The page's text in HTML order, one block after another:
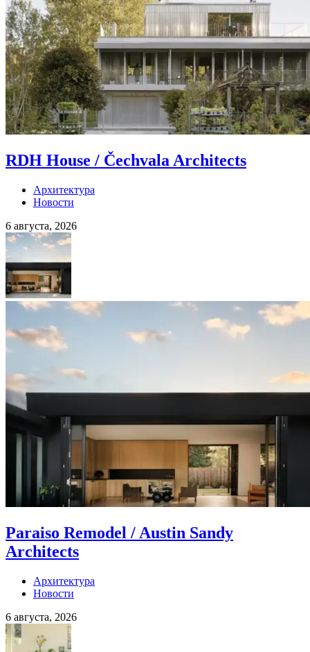
RDH House / Čechvala Architects
Архитектура
Новости
6 августа, 2026
Paraiso Remodel / Austin Sandy
Architects
Архитектура
Новости
6 августа, 2026